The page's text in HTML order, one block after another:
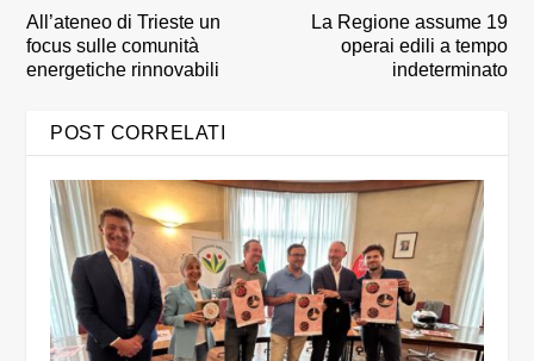
All’ateneo di Trieste un
focus sulle comunità
energetiche rinnovabili
La Regione assume 19
operai edili a tempo
indeterminato
POST CORRELATI